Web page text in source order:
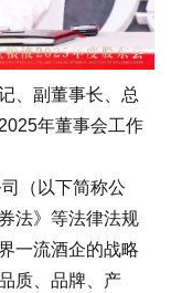
副董事长、总
年董事会工作
（以下简称公
法》等法律法规
一流酒企的战略
质、品牌、产